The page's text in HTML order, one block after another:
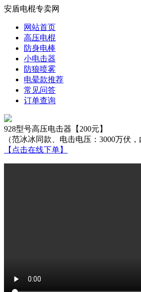
安盾电棍专卖网
网站首页
高压电棍
防身电棒
小电击器
防狼喷雾
电晕款推荐
常见问答
订单查询
928型号高压电击器【200元】
（范冰冰同款、电击电压：3000万伏，
【点击在线下单】